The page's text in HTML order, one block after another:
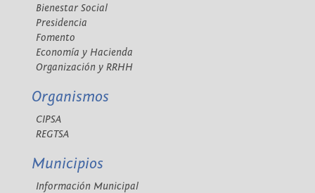
Bienestar Social
Presidencia
Fomento
Economía y Hacienda
Organización y RRHH
Organismos
CIPSA
REGTSA
Municipios
Información Municipal